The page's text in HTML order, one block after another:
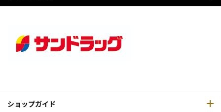
ショップガイド